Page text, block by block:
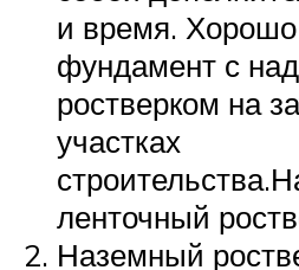
и время. Хорошо
фундамент с
ростверком на
участках
ленточный
Наземный